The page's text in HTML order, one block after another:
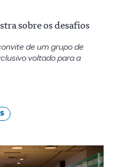
sobre os desafios
de um grupo de
voltado para a